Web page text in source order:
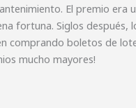
El premio era
fortuna. Siglos después,
comprando boletos de
mucho mayores!